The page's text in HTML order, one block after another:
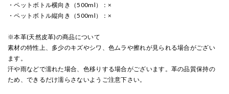
・ペットボトル横向き（500ml）：×
・ペットボトル縦向き（500ml）：×
※本革(天然皮革)の商品について
素材の特性上、多少のキズやシワ、色ムラや擦れが見られる場合がござい
ます。
汗や雨などで濡れた場合、色移りする場合がございます。革の品質保持の
ため、できるだけ濡らさないようご注意下さい。